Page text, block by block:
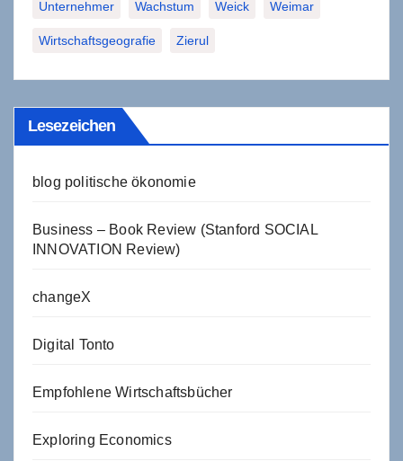
Unternehmer Wachstum Weick Weimar
Wirtschaftsgeografie Zierul
Lesezeichen
blog politische ökonomie
Business – Book Review (Stanford SOCIAL
INNOVATION Review)
changeX
Digital Tonto
Empfohlene Wirtschaftsbücher
Exploring Economics